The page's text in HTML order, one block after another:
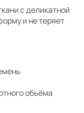
с деликатной
и не теряет
объёма